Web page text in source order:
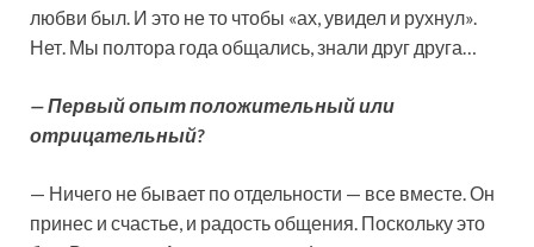
любви был. И это не то чтобы «ах, увидел и рухнул».
Нет. Мы полтора года общались, знали друг друга…
— Первый опыт положительный или
отрицательный?
— Ничего не бывает по отдельности — все вместе. Он
принес и счастье, и радость общения. Поскольку это